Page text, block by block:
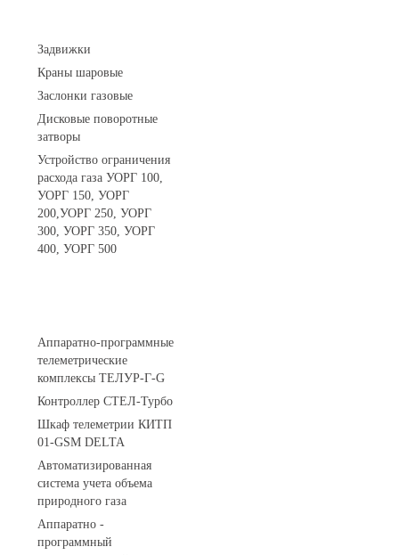
Задвижки
Краны шаровые
Заслонки газовые
Дисковые поворотные
затворы
Устройство ограничения
расхода газа УОРГ 100,
УОРГ 150, УОРГ
200,УОРГ 250, УОРГ
300, УОРГ 350, УОРГ
400, УОРГ 500
Аппаратно-программные
телеметрические
комплексы ТЕЛУР-Г-G
Контроллер СТЕЛ-Турбо
Шкаф телеметрии КИТП
01-GSM DELTA
Автоматизированная
система учета объема
природного газа
Аппаратно -
программный